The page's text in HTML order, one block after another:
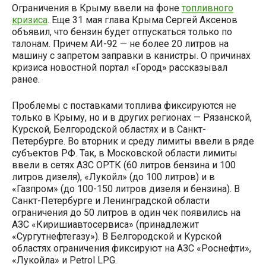
Ограничения в Крыму ввели на фоне топливного
кризиса. Еще 31 мая глава Крыма Сергей Аксенов
объявил, что бензин будет отпускаться только по
талонам. Причем АИ-92 — не более 20 литров на
машину с запретом заправки в канистры. О причинах
кризиса новостной портал «Город» рассказывал
ранее.
Проблемы с поставками топлива фиксируются не
только в Крыму, но и в других регионах — Рязанской,
Курской, Белгородской областях и в Санкт-
Петербурге. Во вторник и среду лимиты ввели в ряде
субъектов РФ. Так, в Московской области лимиты
ввели в сетях АЗС ОРТК (60 литров бензина и 100
литров дизеля), «Лукойл» (до 100 литров) и в
«Газпром» (до 100-150 литров дизеля и бензина). В
Санкт-Петербурге и Ленинградской области
ограничения до 50 литров в один чек появились на
АЗС «Киришиавтосервиса» (принадлежит
«Сургутнефтегазу»). В Белгородской и Курской
областях ограничения фиксируют на АЗС «Роснефти»,
«Лукойла» и Petrol LPG.